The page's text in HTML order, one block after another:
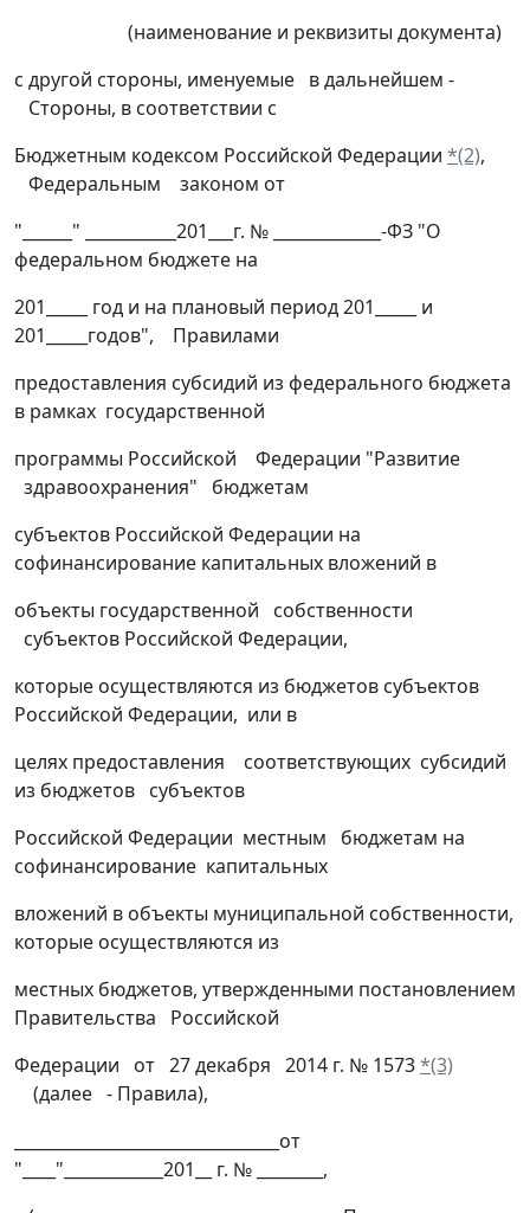
(наименование и реквизиты документа)
с другой стороны, именуемые в дальнейшем -
Стороны, в соответствии с
Бюджетным кодексом Российской Федерации *(2),
Федеральным законом от
"______" ___________201___г. № _____________-ФЗ "О
федеральном бюджете на
201_____ год и на плановый период 201_____ и
201_____годов", Правилами
предоставления субсидий из федерального бюджета
в рамках государственной
программы Российской Федерации "Развитие
здравоохранения" бюджетам
субъектов Российской Федерации на
софинансирование капитальных вложений в
объекты государственной собственности
субъектов Российской Федерации,
которые осуществляются из бюджетов субъектов
Российской Федерации, или в
целях предоставления соответствующих субсидий
из бюджетов субъектов
Российской Федерации местным бюджетам на
софинансирование капитальных
вложений в объекты муниципальной собственности,
которые осуществляются из
местных бюджетов, утвержденными постановлением
Правительства Российской
Федерации от 27 декабря 2014 г. № 1573*(3)
(далее - Правила),
________________________________от
"____"____________201__ г. № ________,